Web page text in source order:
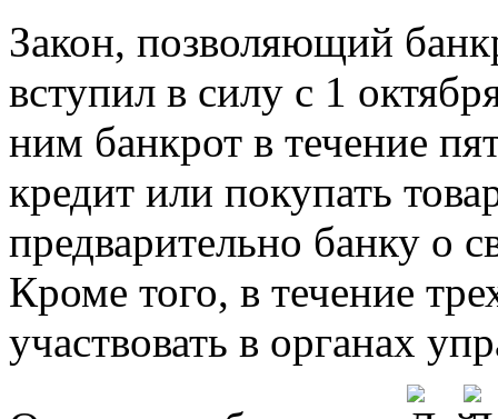
Закон, позволяющий
вступил в силу с 1
ним банкрот в течение
кредит или покупать
предварительно банку о
Кроме того, в течение
участвовать в органах